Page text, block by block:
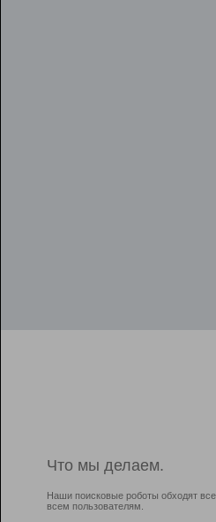
Что мы делаем.
Наши поисковые роботы обходят
всем пользователям.